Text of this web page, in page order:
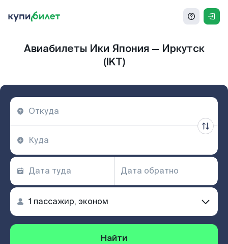
Авиабилеты Ики Япония — Иркутск
(IKT)
Найти